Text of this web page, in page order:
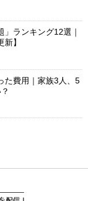
ランキング12選｜
】
た費用｜家族3人、5